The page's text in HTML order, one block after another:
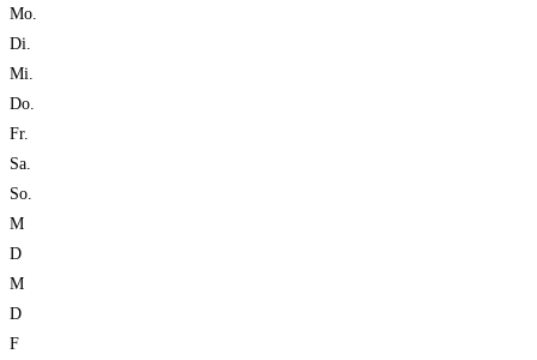
Mo.
Di.
Mi.
Do.
Fr.
Sa.
So.
M
D
M
D
F